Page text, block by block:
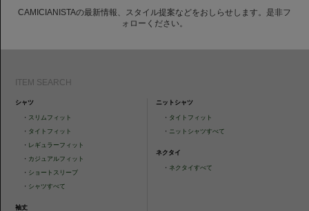
CAMICIANISTAの最新情報、スタイル提案などをおしらせします。是非フ
ォローください。
ITEM SEARCH
シャツ
・ スリムフィット
・ タイトフィット
・ レギュラーフィット
・ カジュアルフィット
・ ショートスリーブ
・ シャツすべて
袖丈
ニットシャツ
・ タイトフィット
・ ニットシャツすべて
ネクタイ
・ ネクタイすべて